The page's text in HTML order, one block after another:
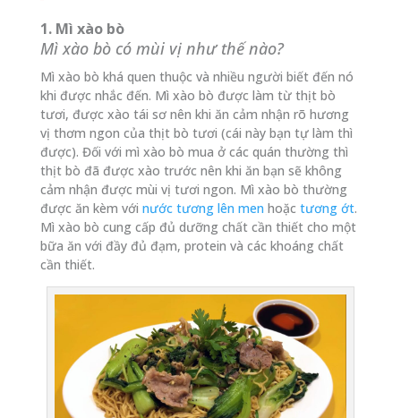
1. Mì xào bò
Mì xào bò có mùi vị như thế nào?
Mì xào bò khá quen thuộc và nhiều người biết đến nó
khi được nhắc đến. Mì xào bò được làm từ thịt bò
tươi, được xào tái sơ nên khi ăn cảm nhận rõ hương
vị thơm ngon của thịt bò tươi (cái này bạn tự làm thì
được). Đối với mì xào bò mua ở các quán thường thì
thịt bò đã được xào trước nên khi ăn bạn sẽ không
cảm nhận được mùi vị tươi ngon. Mì xào bò thường
được ăn kèm với nước tương lên men hoặc tương ớt.
Mì xào bò cung cấp đủ dưỡng chất cần thiết cho một
bữa ăn với đầy đủ đạm, protein và các khoáng chất
cần thiết.